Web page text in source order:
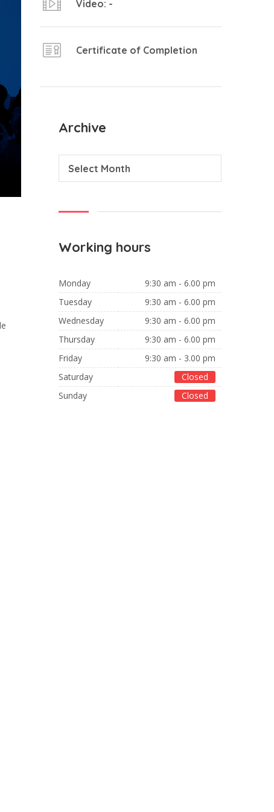
Video: -
Certificate of Completion
Archive
Select Month
Working hours
Monday
9:30 am - 6.00 pm
Tuesday
9:30 am - 6.00 pm
Wednesday
9:30 am - 6.00 pm
Thursday
9:30 am - 6.00 pm
Friday
9:30 am - 3.00 pm
Saturday
Closed
Sunday
Closed